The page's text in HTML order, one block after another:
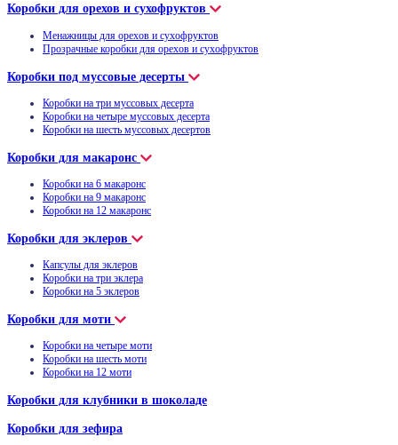
Коробки для орехов и сухофруктов
Менажницы для орехов и сухофруктов
Прозрачные коробки для орехов и сухофруктов
Коробки под муссовые десерты
Коробки на три муссовых десерта
Коробки на четыре муссовых десерта
Коробки на шесть муссовых десертов
Коробки для макаронс
Коробки на 6 макаронс
Коробки на 9 макаронс
Коробки на 12 макаронс
Коробки для эклеров
Капсулы для эклеров
Коробки на три эклера
Коробки на 5 эклеров
Коробки для моти
Коробки на четыре моти
Коробки на шесть моти
Коробки на 12 моти
Коробки для клубники в шоколаде
Коробки для зефира